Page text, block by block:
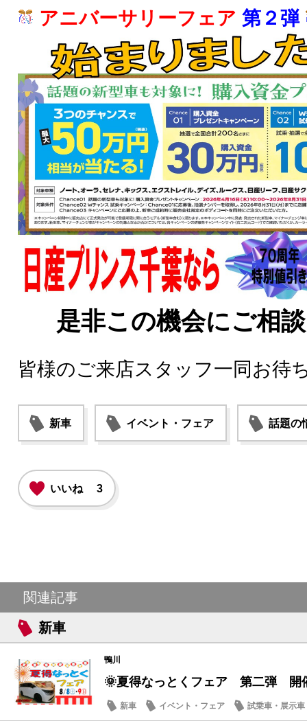
アニバーサリーフェア第２弾
是非この機会にご相
皆様のご来店スタッフ一同お待
新車 イベント・フェア 話題の
いいね 3
関連記事
新車
鴨川
🌞夏得なっとくフェア 第二弾 開
新車 イベント・フェア
試乗車・展示車